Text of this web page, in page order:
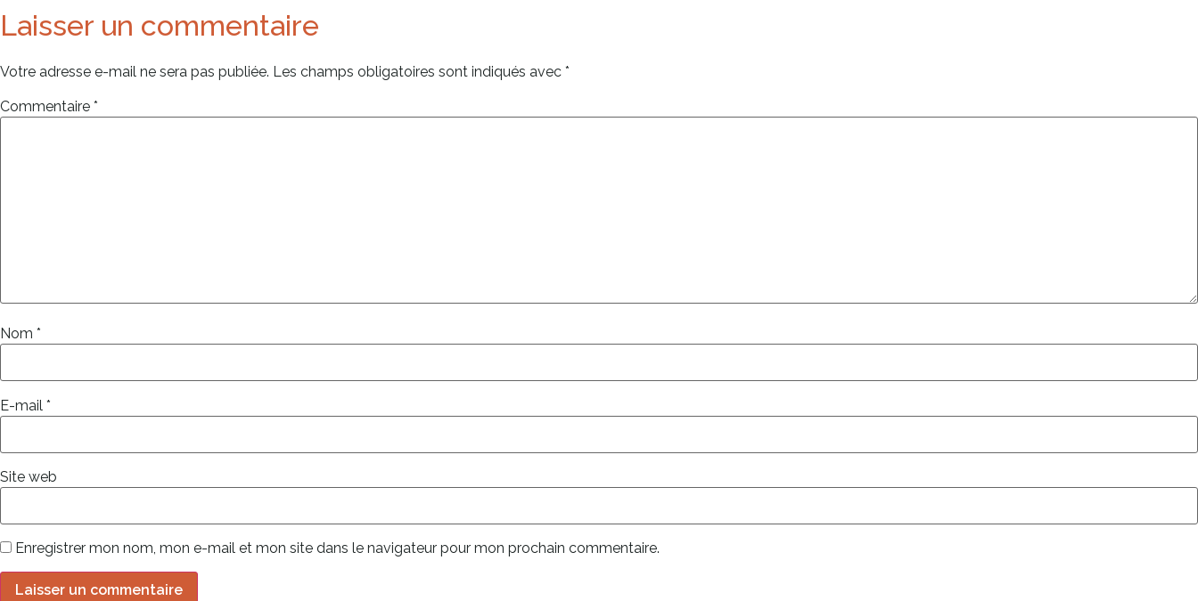
Laisser un commentaire
Votre adresse e-mail ne sera pas publiée. Les champs obligatoires sont indiqués avec *
Commentaire *
Nom *
E-mail *
Site web
Enregistrer mon nom, mon e-mail et mon site dans le navigateur pour mon prochain commentaire.